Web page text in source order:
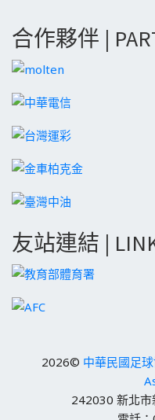
合作夥伴 |
友站連結 |
2026© 中華民國足
242030 新北